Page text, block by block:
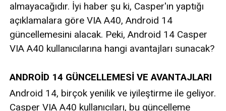
almayacağıdır. İyi haber şu ki, Casper'ın yaptığı
açıklamalara göre VIA A40, Android 14
güncellemesini alacak. Peki, Android 14 Casper
VIA A40 kullanıcılarına hangi avantajları sunacak?
ANDROİD 14 GÜNCELLEMESİ VE AVANTAJLARI
Android 14, birçok yenilik ve iyileştirme ile geliyor.
Casper VIA A40 kullanıcıları, bu güncelleme